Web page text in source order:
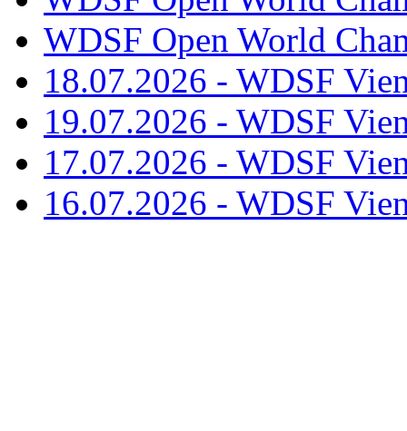
WDSF Open World
18.07.2026 - WDSF
19.07.2026 - WDSF
17.07.2026 - WDSF
16.07.2026 - WDSF